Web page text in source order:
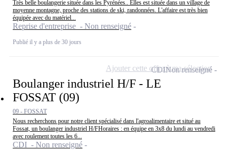
Très belle boulangerie située dans les Pyrénées.. Elles est située dans un village de
moyenne montagne, proche des stations de ski, randonnées. L'affaire est très bien
équipée avec du matériel...
Reprise d'entreprise - Non renseigné
Publié il y a plus de 30 jours
Boulanger industriel H/F - LE
FOSSAT (09)
09 - FOSSAT
Nous recherchons pour notre client spécialisé dans l'agroalimentaire et situé au
Fossat, un boulanger industriel H/FHoraires : en équipe en 3x8 du lundi au vendredi
avec roulement toutes les 6...
CDI - Non renseigné
CDINon renseigné
Ajouter cette offre à ma sélection